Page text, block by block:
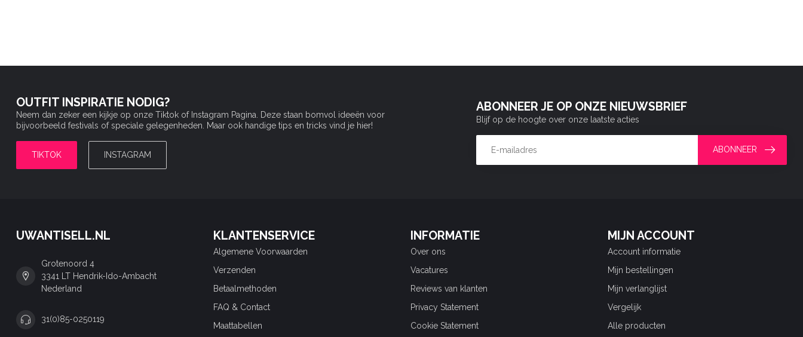
OUTFIT INSPIRATIE NODIG?
Neem dan zeker een kijkje op onze Tiktok of Instagram Pagina. Deze staan bomvol ideeën voor
bijvoorbeeld festivals of speciale gelegenheden. Maar ook handige tips en tricks vind je hier!
TIKTOK INSTAGRAM
ABONNEER JE OP ONZE NIEUWSBRIEF
Blijf op de hoogte over onze laatste acties
ABONNEER
UWANTISELL.NL
Grotenoord 4
3341 LT Hendrik-Ido-Ambacht
Nederland
31(0)85-0250119
KLANTENSERVICE
Algemene Voorwaarden
Verzenden
Betaalmethoden
FAQ & Contact
Maattabellen
INFORMATIE
Over ons
Vacatures
Reviews van klanten
Privacy Statement
Cookie Statement
MIJN ACCOUNT
Account informatie
Mijn bestellingen
Mijn verlanglijst
Vergelijk
Alle producten